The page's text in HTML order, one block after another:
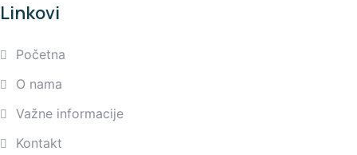
Linkovi
Početna
O nama
Važne informacije
Kontakt